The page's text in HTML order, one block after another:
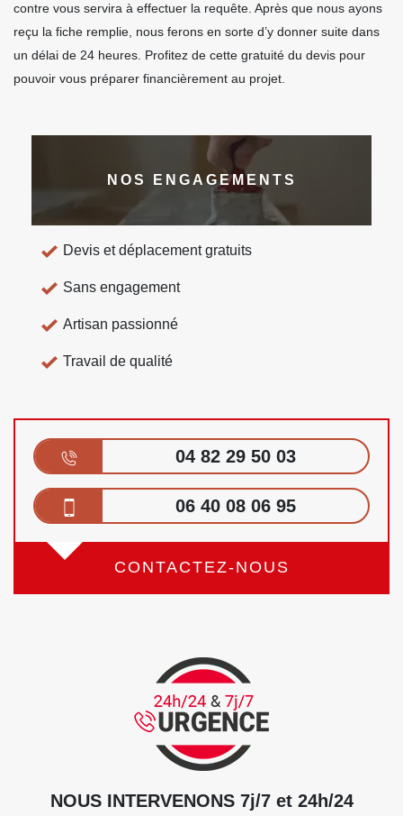
contre vous servira à effectuer la requête. Après que nous ayons
reçu la fiche remplie, nous ferons en sorte d’y donner suite dans
un délai de 24 heures. Profitez de cette gratuité du devis pour
pouvoir vous préparer financièrement au projet.
NOS ENGAGEMENTS
Devis et déplacement gratuits
Sans engagement
Artisan passionné
Travail de qualité
04 82 29 50 03
06 40 08 06 95
CONTACTEZ-NOUS
NOUS INTERVENONS 7j/7 et 24h/24